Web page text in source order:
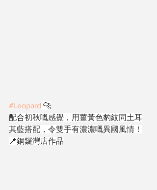
#Leopard 🐆
配合初秋嘅感覺，用薑黃色豹紋同土耳
其藍搭配，令雙手有濃濃嘅異國風情！
📍銅鑼灣店作品